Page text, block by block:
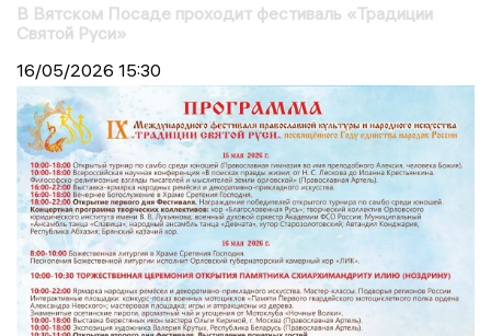
В Вятском Посаде проходит фестиваль «Традиции
Святой Руси»
16/05/2026 15:30